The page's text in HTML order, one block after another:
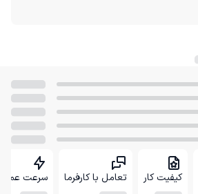
کیفیت کار تعامل با کارفرما سرعت عمل